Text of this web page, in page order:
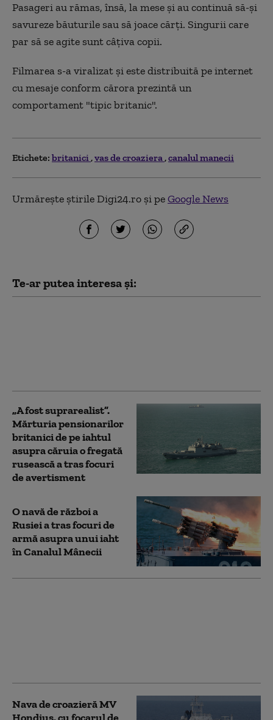
Pasageri au rămas, însă, la mese şi au continuă să-şi
savureze băuturile sau să joace cărţi. Singurii care
par să se agite sunt câţiva copii.
Filmarea s-a viralizat și este distribuită pe internet
cu mesaje conform cărora prezintă un
comportament "tipic britanic".
Etichete: britanici vas de croaziera canalul manecii
Urmărește știrile Digi24.ro și peGoogle News
Te-ar putea interesa și:
„A fost suprarealist”.
Mărturia pensionarilor
britanici de pe iahtul
asupra căruia o fregată
rusească a tras focuri
de avertisment
O navă de război a
Rusiei a tras focuri de
armă asupra unui iaht
în Canalul Mânecii
Nava de croazieră MV